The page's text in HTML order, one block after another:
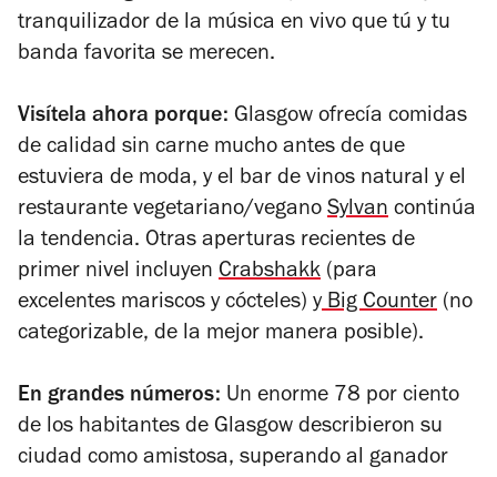
tranquilizador de la música en vivo que tú y tu
banda favorita se merecen.
Visítela ahora porque: Glasgow ofrecía comidas
de calidad sin carne mucho antes de que
estuviera de moda, y el bar de vinos natural y el
restaurante vegetariano/vegano Sylvan continúa
la tendencia. Otras aperturas recientes de
primer nivel incluyen Crabshakk (para
excelentes mariscos y cócteles) y Big Counter (no
categorizable, de la mejor manera posible).
En grandes números: Un enorme 78 por ciento
de los habitantes de Glasgow describieron su
ciudad como amistosa, superando al ganador